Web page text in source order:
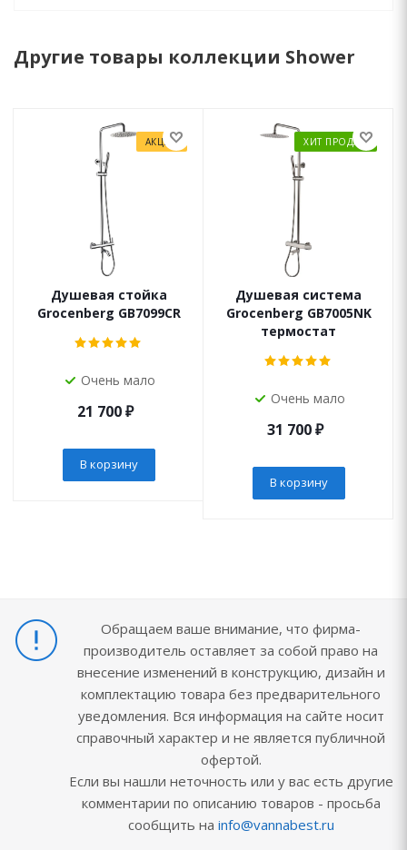
Другие товары коллекции Shower
АКЦИЯ
Душевая стойка
Grocenberg GB7099CR
Очень мало
21 700₽
В корзину
ХИТ ПРОДАЖ
Душевая система
Grocenberg GB7005NK
термостат
Очень мало
31 700₽
В корзину
Обращаем ваше внимание, что фирма-
производитель оставляет за собой право на
внесение изменений в конструкцию, дизайн и
комплектацию товара без предварительного
уведомления. Вся информация на сайте носит
справочный характер и не является публичной
офертой.
Если вы нашли неточность или у вас есть другие
комментарии по описанию товаров - просьба
сообщить на info@vannabest.ru